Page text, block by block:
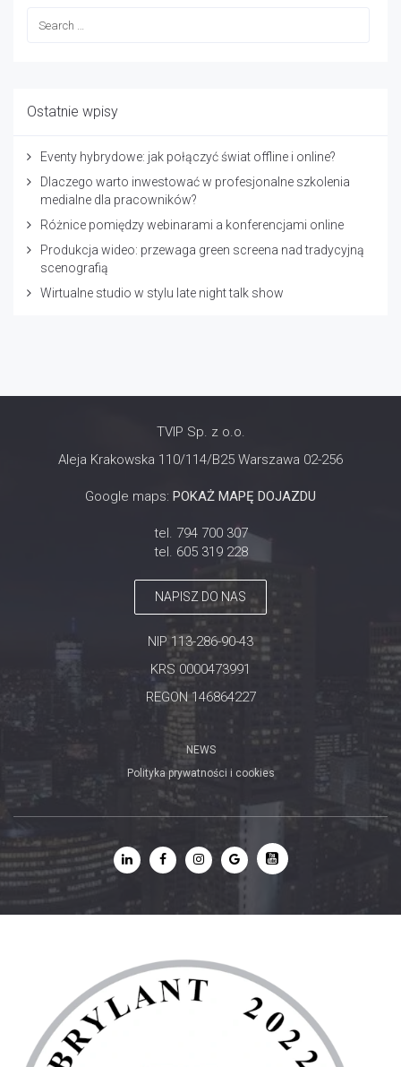
Ostatnie wpisy
Eventy hybrydowe: jak połączyć świat offline i online?
Dlaczego warto inwestować w profesjonalne szkolenia
medialne dla pracowników?
Różnice pomiędzy webinarami a konferencjami online
Produkcja wideo: przewaga green screena nad tradycyjną
scenografią
Wirtualne studio w stylu late night talk show
TVIP Sp. z o.o.
Aleja Krakowska 110/114/B25 Warszawa 02-256
Google maps: POKAŻ MAPĘ DOJAZDU
tel. 794 700 307
tel. 605 319 228
NAPISZ DO NAS
NIP 113-286-90-43
KRS 0000473991
REGON 146864227
NEWS
Polityka prywatności i cookies